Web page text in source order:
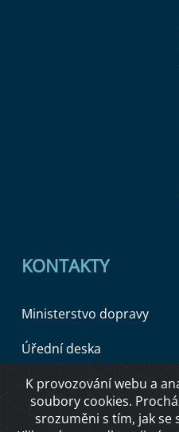
KONTAKTY
Ministerstvo dopravy
Úřední deska
Copyright © 2026
K provozování webu a
soubory cookies.
srozuměni s tím, jak se